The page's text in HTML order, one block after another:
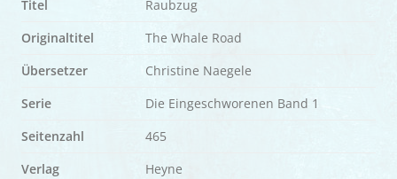
Titel
Raubzug
Originaltitel
The Whale Road
Übersetzer
Christine Naegele
Serie
Die Eingeschworenen Band 1
Seitenzahl
465
Verlag
Heyne